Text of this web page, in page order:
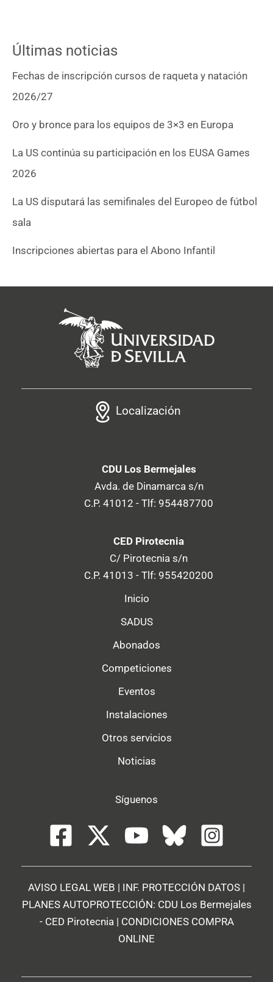
Últimas noticias
Fechas de inscripción cursos de raqueta y natación
2026/27
Oro y bronce para los equipos de 3×3 en Europa
La US continúa su participación en los EUSA Games
2026
La US disputará las semifinales del Europeo de fútbol
sala
Inscripciones abiertas para el Abono Infantil
Localización
CDU Los Bermejales
Avda. de Dinamarca s/n
C.P. 41012 - Tlf: 954487700
CED Pirotecnia
C/ Pirotecnia s/n
C.P. 41013 - Tlf: 955420200
Inicio
SADUS
Abonados
Competiciones
Eventos
Instalaciones
Otros servicios
Noticias
Síguenos
AVISO LEGAL WEB | INF. PROTECCIÓN DATOS |
PLANES AUTOPROTECCIÓN: CDU Los Bermejales
- CED Pirotecnia| CONDICIONES COMPRA
ONLINE